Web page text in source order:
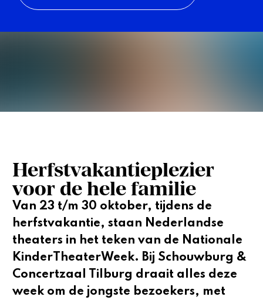
Herfstvakantieplezier
voor de hele familie
Van 23 t/m 30 oktober, tijdens de
herfstvakantie, staan Nederlandse
theaters in het teken van de Nationale
KinderTheaterWeek. Bij Schouwburg &
Concertzaal Tilburg draait alles deze
week om de jongste bezoekers, met